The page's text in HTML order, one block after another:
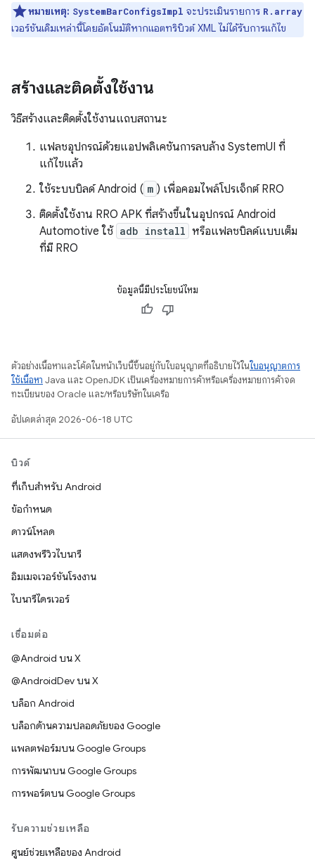
หมายเหตุ: SystemBarConfigsImpl จะประเมินรายการ R.array
เวอร์ชันเดิมเหล่านี้โดยอัตโนมัติหากแอตทริบิวต์ XML ไม่ได้รับการแก้ไข
สร้างและติดตั้งใช้งาน
วิธีสร้างและติดตั้งใช้งานแถบสถานะ
แฟลชอุปกรณ์ด้วยแอปพลิเคชันการลบล้าง SystemUI ที่
แก้ไขแล้ว
ใช้ระบบบิลด์ Android ( m ) เพื่อคอมไพล์โปรเจ็กต์ RRO
ติดตั้งใช้งาน RRO APK ที่สร้างขึ้นในอุปกรณ์ Android
Automotive ใช้ adb install หรือแฟลชบิลด์แบบเต็ม
ที่มี RRO
ข้อมูลนี้มีประโยชน์ไหม
ตัวอย่างเนื้อหาและโค้ดในหน้าเว็บนี้ขึ้นอยู่กับใบอนุญาตที่อธิบายไว้ในใบอนุญาตการ
ใช้เนื้อหา Java และ OpenJDK เป็นเครื่องหมายการค้าหรือเครื่องหมายการค้าจด
ทะเบียนของ Oracle และ/หรือบริษัทในเครือ
อัปเดตล่าสุด 2026-06-18 UTC
บิวด์
ที่เก็บสำหรับ Android
ข้อกำหนด
ดาวน์โหลด
แสดงพรีวิวไบนารี
อิมเมจเวอร์ชันโรงงาน
ไบนารีไดรเวอร์
เชื่อมต่อ
@Android บน X
@AndroidDev บน X
บล็อก Android
บล็อกด้านความปลอดภัยของ Google
แพลตฟอร์มบน Google Groups
การพัฒนาบน Google Groups
การพอร์ตบน Google Groups
รับความช่วยเหลือ
ศูนย์ช่วยเหลือของ Android